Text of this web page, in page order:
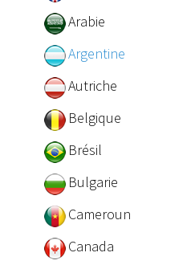
Arabie
Argentine
Autriche
Belgique
Brésil
Bulgarie
Cameroun
Canada